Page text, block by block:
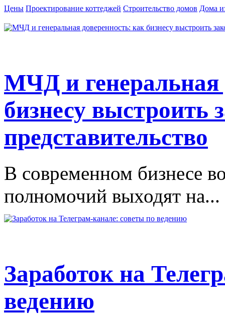
Цены Проектирование коттеджей Строительство домов Дома
МЧД и генеральная
бизнесу выстроить
представительство
В современном бизнесе
полномочий выходят на...
Заработок на
ведению